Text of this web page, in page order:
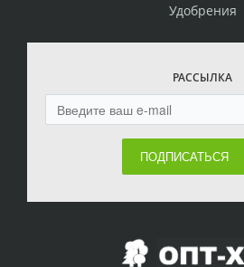
Удобрения
РАССЫЛКА
ПОДПИСАТЬСЯ